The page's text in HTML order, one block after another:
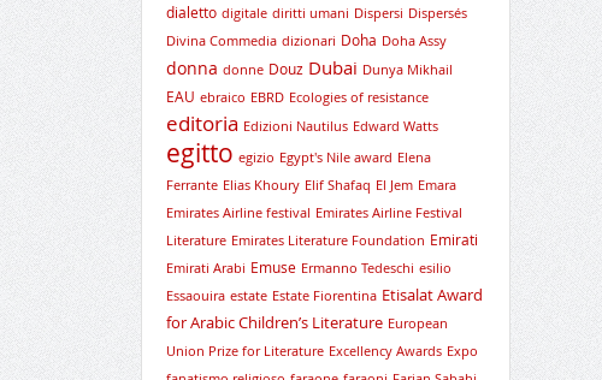
dialetto digitale diritti umani Dispersi Dispersés
Divina Commedia dizionari Doha Doha Assy
donna donne Douz Dubai Dunya Mikhail
EAU ebraico EBRD Ecologies of resistance
editoria Edizioni Nautilus Edward Watts
egitto egizio Egypt's Nile award Elena
Ferrante Elias Khoury Elif Shafaq El Jem Emara
Emirates Airline festival Emirates Airline Festival
Literature Emirates Literature Foundation Emirati
Emirati Arabi Emuse Ermanno Tedeschi esilio
Essaouira estate Estate Fiorentina Etisalat Award
for Arabic Children’s Literature European
Union Prize for Literature Excellency Awards Expo